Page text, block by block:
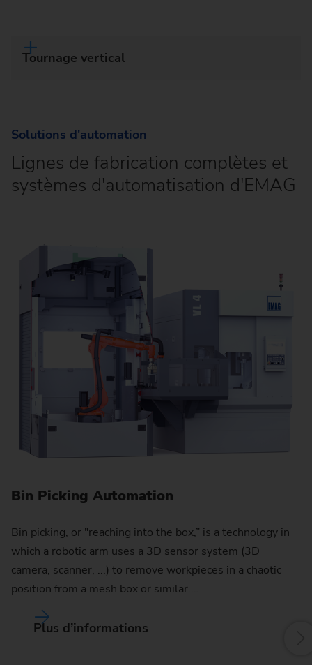
Tournage vertical
Solutions d'automation
Lignes de fabrication complètes et
systèmes d'automatisation d'EMAG
Bin Picking Automation
Bin picking, or "reaching into the box,” is a technology in
which a robotic arm uses a 3D sensor system (3D
camera, scanner, ...) to remove workpieces in a chaotic
position from a mesh box or similar.…
Plus d’informations